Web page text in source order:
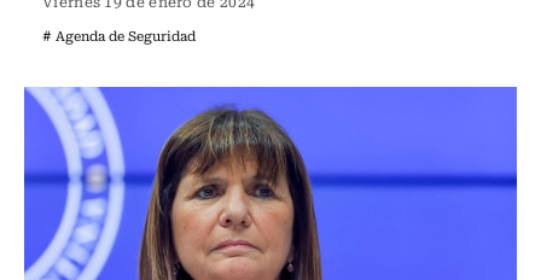
# Agenda de Seguridad